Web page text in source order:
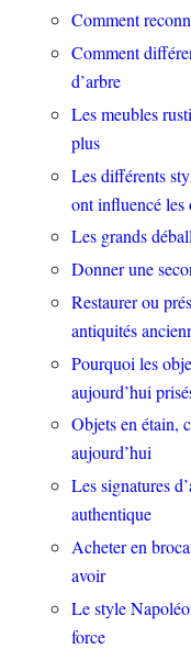
Comment
Comment
d’arbre
Les meubles
plus
Les différents
ont influencé les
Les grands
Donner une
Restaurer ou
antiquités
Pourquoi les
aujourd’hui
Objets en étain,
aujourd’hui
Les signatures
authentique
Acheter en
avoir
Le style
force